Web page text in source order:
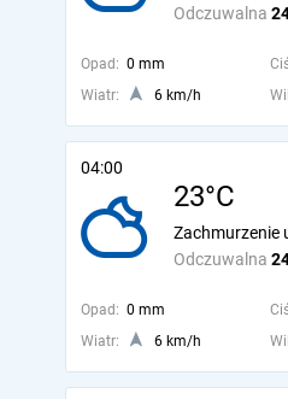
Odczuwalna
Opad: 0 mm
Wiatr:
6 km/h
04:00
23°C
Odczuwalna
Zachmurzenie
Opad: 0 mm
Wiatr:
6 km/h